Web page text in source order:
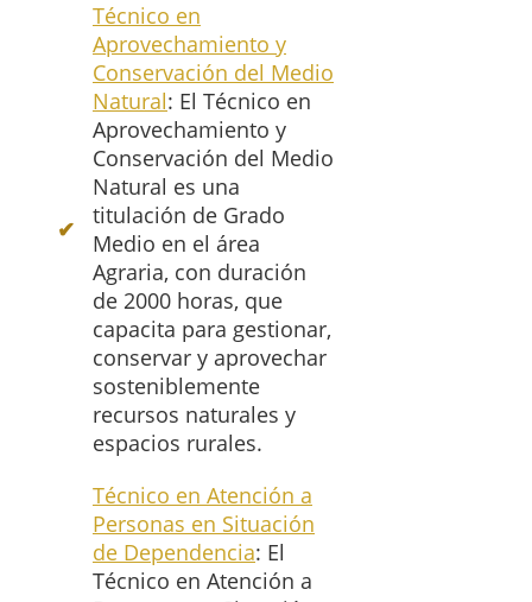
Técnico en
Aprovechamiento y
Conservación del Medio
Natural: El Técnico en
Aprovechamiento y
Conservación del Medio
Natural es una
titulación de Grado
Medio en el área
Agraria, con duración
de 2000 horas, que
capacita para gestionar,
conservar y aprovechar
sosteniblemente
recursos naturales y
espacios rurales.
Técnico en Atención a
Personas en Situación
de Dependencia: El
Técnico en Atención a